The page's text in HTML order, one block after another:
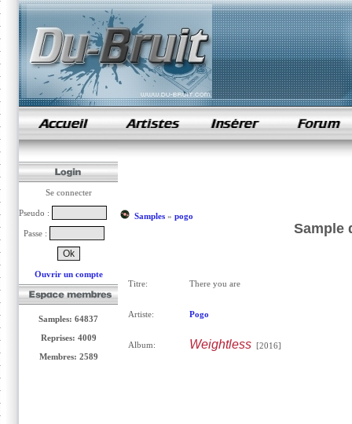
samples de rap
Se connecter
Pseudo :
Passe :
Ouvrir un compte
Samples: 64837
Reprises: 4009
Membres: 2589
Samples» pogo
Sample
Titre: There you are
Artiste: Pogo
Album: Weightless[2016]